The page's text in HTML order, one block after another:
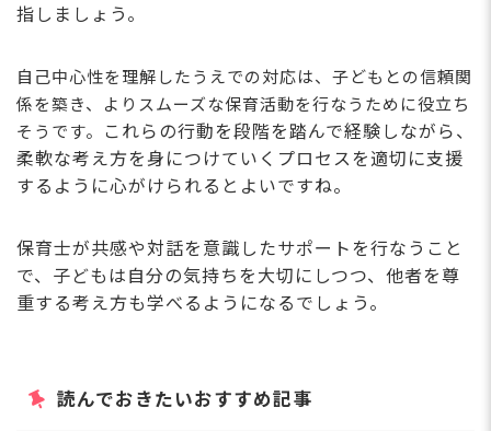
指しましょう。
自己中心性を理解したうえでの対応は、子どもとの信頼関
係を築き、よりスムーズな保育活動を行なうために役立ち
そうです。
これらの行動を段階を踏んで経験しながら、
柔軟な考え方を身につけていくプロセスを適切に支援
するように心がけられるとよいですね。
保育士が共感や対話を意識したサポートを行なうこと
で、子どもは自分の気持ちを大切にしつつ、他者を尊
重する考え方も学べるようになるでしょう。
読んでおきたいおすすめ記事